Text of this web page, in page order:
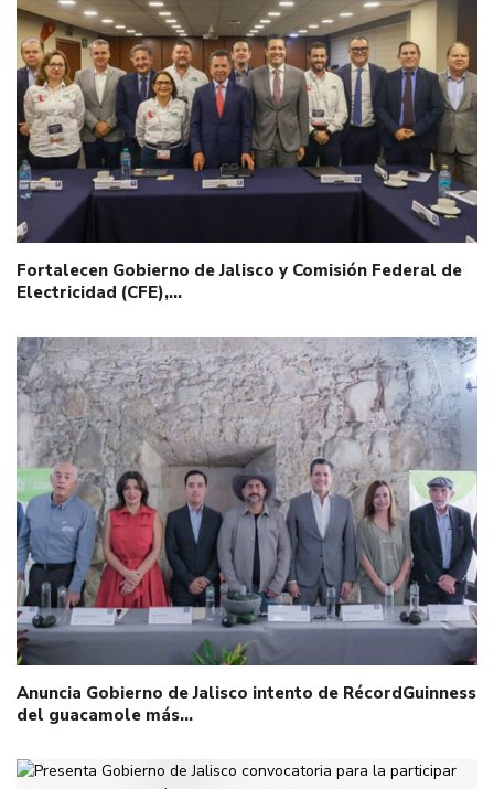
Fortalecen Gobierno de Jalisco y Comisión Federal de
Electricidad (CFE),…
Anuncia Gobierno de Jalisco intento de RécordGuinness
del guacamole más…